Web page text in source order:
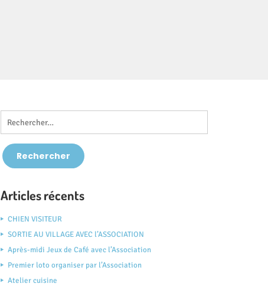
Articles récents
CHIEN VISITEUR
SORTIE AU VILLAGE AVEC l’ASSOCIATION
Après-midi Jeux de Café avec l’Association
Premier loto organiser par l’Association
Atelier cuisine